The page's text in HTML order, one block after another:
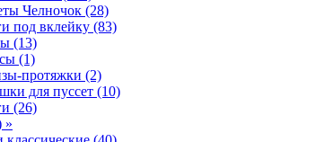
Челночок (28)
под вклейку (83)
(13)
(1)
протяжки (2)
для пуссет (10)
(26)
»